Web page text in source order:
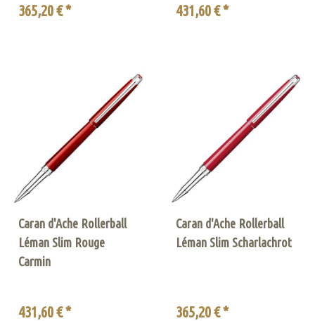
365,20 € * 431,60 € *
Caran d'Ache Rollerball
Léman Slim Rouge
Carmin
431,60 € *
Caran d'Ache Rollerball
Léman Slim Scharlachrot
365,20 € *